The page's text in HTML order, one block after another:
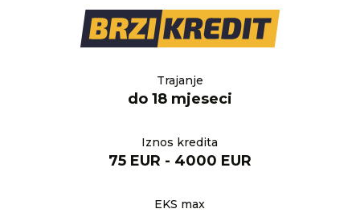
Trajanje
do 18 mjeseci
Iznos kredita
75 EUR - 4000 EUR
EKS max